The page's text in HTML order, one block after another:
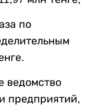
по
ведомство
предприятий,